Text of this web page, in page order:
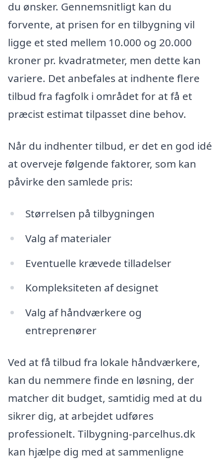
du ønsker. Gennemsnitligt kan du
forvente, at prisen for en tilbygning vil
ligge et sted mellem 10.000 og 20.000
kroner pr. kvadratmeter, men dette kan
variere. Det anbefales at indhente flere
tilbud fra fagfolk i området for at få et
præcist estimat tilpasset dine behov.
Når du indhenter tilbud, er det en god idé
at overveje følgende faktorer, som kan
påvirke den samlede pris:
Størrelsen på tilbygningen
Valg af materialer
Eventuelle krævede tilladelser
Kompleksiteten af designet
Valg af håndværkere og
entreprenører
Ved at få tilbud fra lokale håndværkere,
kan du nemmere finde en løsning, der
matcher dit budget, samtidig med at du
sikrer dig, at arbejdet udføres
professionelt. Tilbygning-parcelhus.dk
kan hjælpe dig med at sammenligne